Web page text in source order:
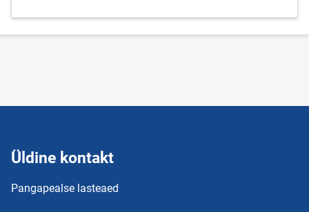
Üldine kontakt
Pangapealse lasteaed